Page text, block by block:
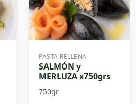
PASTA RELLENA
SALMÓN y
MERLUZA x750grs
750gr